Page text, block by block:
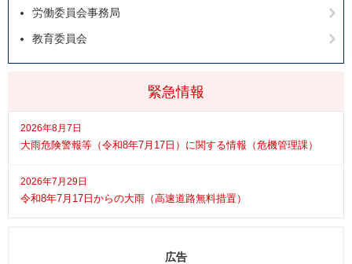
緊急情報
2026年8月7日
大雨危険警報等（令和8年7月17日）に関する情報（危機管理課）
2026年7月29日
令和8年7月17日からの大雨（高速道路無料措置）
労働委員会事務局
教育委員会
広告